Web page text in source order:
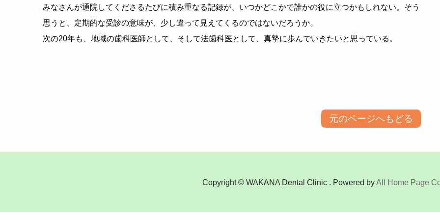
みなさんが通院してくださるたびに積み重なる記録が、いつかどこかで誰かの役に立つかもしれない。そう
思うと、定期的な受診の意味が、少し違って見えてくるのではないだろうか。
次の20年も、地域の歯科医師として、そして法歯科医として、真摯に歩んでいきたいと思っている。
元のページへもどる
Copyright © WAKANA Dental Clinic . Powered byAll Home Page